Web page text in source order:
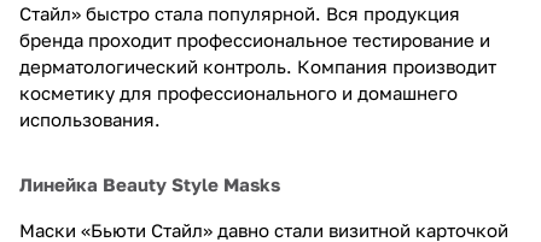
Стайл» быстро стала популярной. Вся продукция
бренда проходит профессиональное тестирование и
дерматологический контроль. Компания производит
косметику для профессионального и домашнего
использования.
Линейка Beauty Style Masks
Маски «Бьюти Стайл» давно стали визитной карточкой